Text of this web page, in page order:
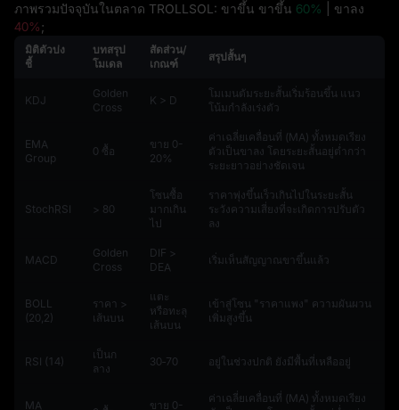
ภาพรวมปัจจุบันในตลาด TROLLSOL: ขาขึ้น ขาขึ้น 60%
| ขาลง
40%;
มิติตัวบ่ง
ชี้
บทสรุป
โมเดล
สัดส่วน/
เกณฑ์
สรุปสั้นๆ
KDJ
Golden
Cross
K > D
โมเมนตัมระยะสั้นเริ่มร้อนขึ้น แนว
โน้มกำลังเร่งตัว
EMA
Group
0 ซื้อ
ขาย 0-
20%
ค่าเฉลี่ยเคลื่อนที่ (MA) ทั้งหมดเรียง
ตัวเป็นขาลง โดยระยะสั้นอยู่ต่ำกว่า
ระยะยาวอย่างชัดเจน
StochRSI > 80
โซนซื้อ
มากเกิน
ไป
ราคาพุ่งขึ้นเร็วเกินไปในระยะสั้น
ระวังความเสี่ยงที่จะเกิดการปรับตัว
ลง
MACD
Golden
Cross
DIF >
DEA
เริ่มเห็นสัญญาณขาขึ้นแล้ว
BOLL
(20,2)
ราคา >
เส้นบน
แตะ
หรือทะลุ
เส้นบน
เข้าสู่โซน "ราคาแพง" ความผันผวน
เพิ่มสูงขึ้น
RSI (14)
เป็นก
ลาง
30‑70 อยู่ในช่วงปกติ ยังมีพื้นที่เหลืออยู่
MA
ขาย 0-
ค่าเฉลี่ยเคลื่อนที่ (MA) ทั้งหมดเรียง